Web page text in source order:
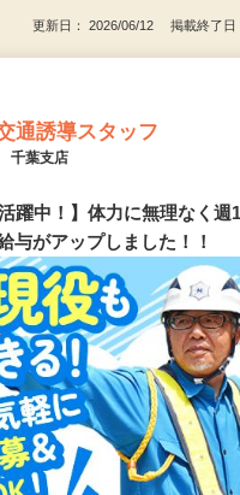
更新日： 2026/06/12 掲載終了日
通誘導スタッフ
千葉支店
躍中！】体力に無理なく週
与がアップしました！！